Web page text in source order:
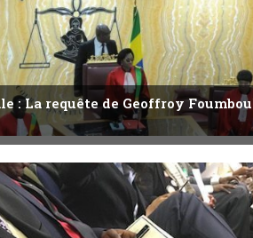
: La requête de Geoffroy